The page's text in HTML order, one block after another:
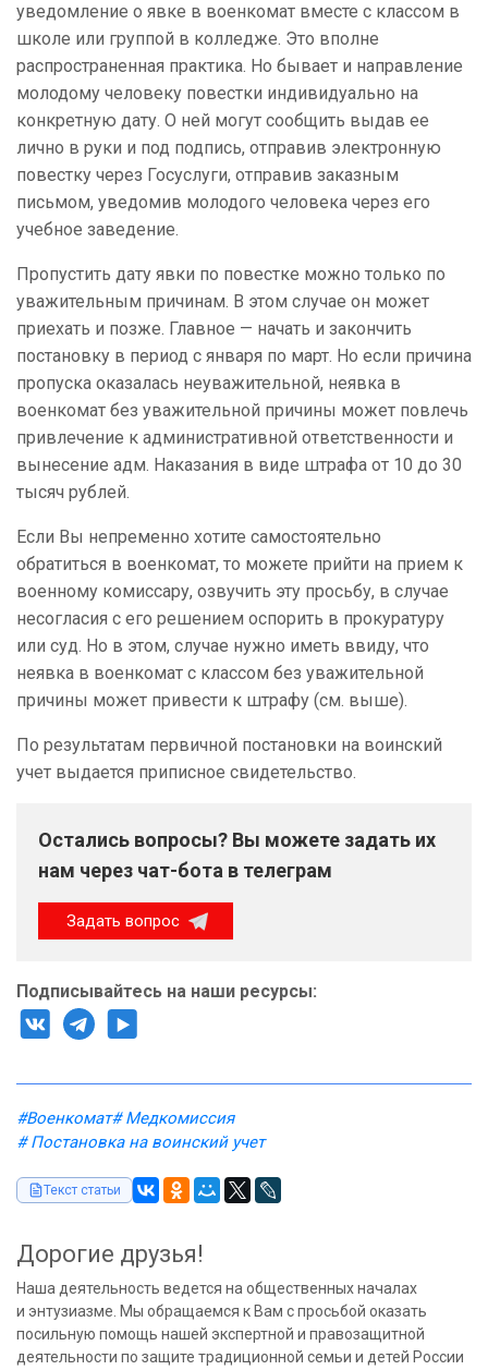
уведомление о явке в военкомат вместе с классом в
школе или группой в колледже. Это вполне
распространенная практика. Но бывает и направление
молодому человеку повестки индивидуально на
конкретную дату. О ней могут сообщить выдав ее
лично в руки и под подпись, отправив электронную
повестку через Госуслуги, отправив заказным
письмом, уведомив молодого человека через его
учебное заведение.
Пропустить дату явки по повестке можно только по
уважительным причинам. В этом случае он может
приехать и позже. Главное — начать и закончить
постановку в период с января по март. Но если причина
пропуска оказалась неуважительной, неявка в
военкомат без уважительной причины может повлечь
привлечение к административной ответственности и
вынесение адм. Наказания в виде штрафа от 10 до 30
тысяч рублей.
Если Вы непременно хотите самостоятельно
обратиться в военкомат, то можете прийти на прием к
военному комиссару, озвучить эту просьбу, в случае
несогласия с его решением оспорить в прокуратуру
или суд. Но в этом, случае нужно иметь ввиду, что
неявка в военкомат с классом без уважительной
причины может привести к штрафу (см. выше).
По результатам первичной постановки на воинский
учет выдается приписное свидетельство.
Остались вопросы? Вы можете задать их
нам через чат-бота в телеграм
Задать вопрос
Подписывайтесь на наши ресурсы:
#Военкомат# Медкомиссия
# Постановка на воинский учет
Текст статьи
Дорогие друзья!
Наша деятельность ведется на общественных началах
и энтузиазме. Мы обращаемся к Вам с просьбой оказать
посильную помощь нашей экспертной и правозащитной
деятельности по защите традиционной семьи и детей России